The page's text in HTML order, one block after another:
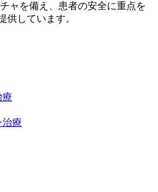
ャを備え、患者の安全に重点を
供しています。
療
治療